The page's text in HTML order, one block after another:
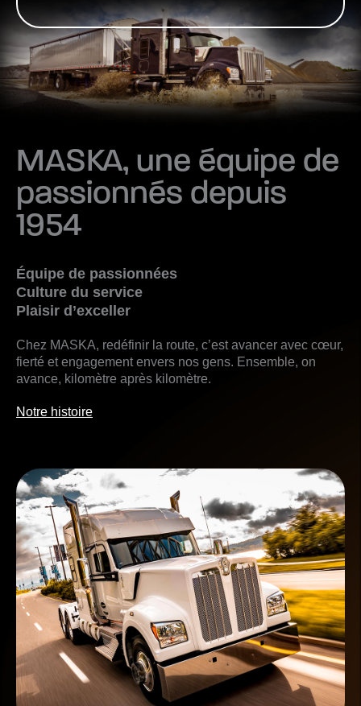
MASKA, une équipe de
passionnés depuis
1954
Équipe de passionnées
Culture du service
Plaisir d’exceller
Chez MASKA, redéfinir la route, c’est avancer avec cœur,
fierté et engagement envers nos gens. Ensemble, on
avance, kilomètre après kilomètre.
Notre histoire